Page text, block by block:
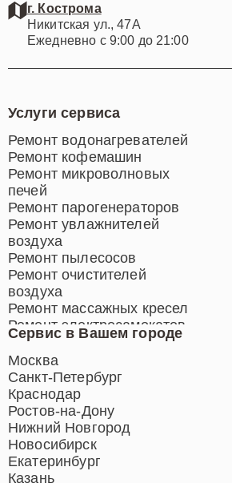
г. Кострома
Никитская ул., 47А
Ежедневно с 9:00 до 21:00
Сервис в Вашем городе
Москва
Санкт-Петербург
Краснодар
Ростов-на-Дону
Нижний Новгород
Новосибирск
Екатеринбург
Казань
Услуги сервиса
Ремонт водонагревателей
Ремонт кофемашин
Ремонт микроволновых
печей
Ремонт парогенераторов
Ремонт увлажнителей
воздуха
Ремонт пылесосов
Ремонт очистителей
воздуха
Ремонт массажных кресел
Ремонт электросамокатов
Ремонт индукционных плит
Ремонт роботов-пылесосов
Ремонт гладильных систем
Ремонт отпаривателей
Ремонт вертикальных
пылесосов